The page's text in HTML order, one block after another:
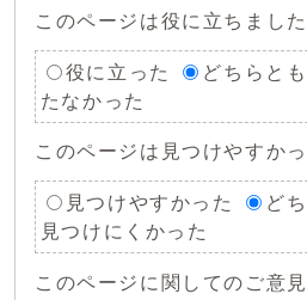
このページは役に立ちました
役に立った どちらと
たなかった
このページは見つけやすか
見つけやすかった
ど
見つけにくかった
このページに関してのご意